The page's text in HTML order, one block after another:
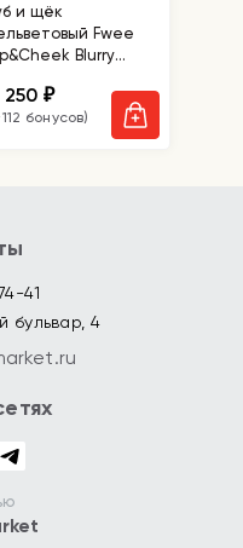
и щёк
Fwee
Blurry
250₽
бонусов)
41
бульвар, 4